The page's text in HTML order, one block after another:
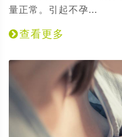
量正常。引起不孕...
查看更多